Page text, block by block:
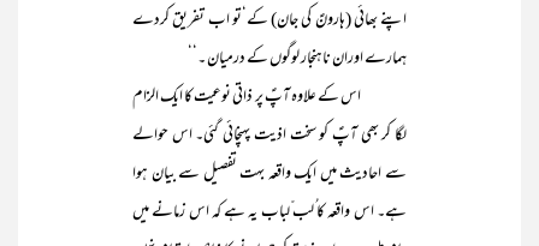
اپنے بھائی (ہارونؑ کی جان) کے‘تو اب تفریق کردے
ہمارے اوران ناہنجار لوگوں کے درمیان ۔‘‘
اس کے علاوہ آپؑ پر ذاتی نوعیت کا ایک الزام
لگا کر بھی آپؑ کو سخت اذیت پہنچائی گئی۔ اس حوالے
سے احادیث میں ایک واقعہ بہت تفصیل سے بیان ہوا
ہے۔ اس واقعہ کا ُلب ّلباب یہ ہے کہ اس زمانے میں